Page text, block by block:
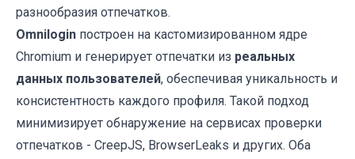
разнообразия отпечатков.
Omnilogin построен на кастомизированном ядре
Chromium и генерирует отпечатки из реальных
данных пользователей, обеспечивая уникальность и
консистентность каждого профиля. Такой подход
минимизирует обнаружение на сервисах проверки
отпечатков - CreepJS, BrowserLeaks и других. Оба